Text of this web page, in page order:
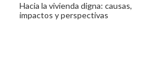
Hacia la vivienda digna: causas,
impactos y perspectivas